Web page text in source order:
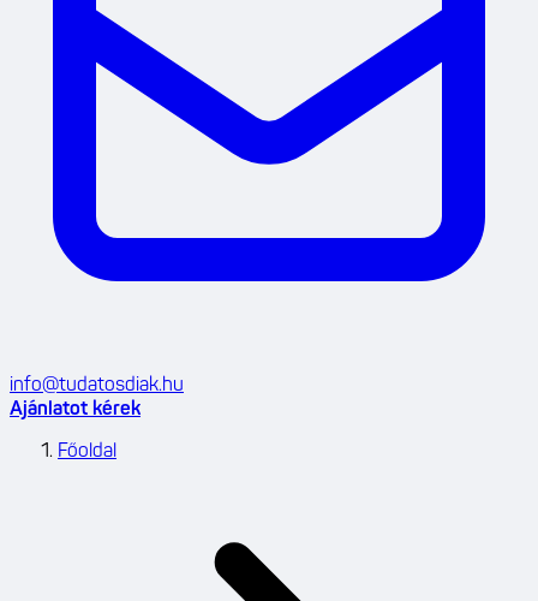
info@tudatosdiak.hu
Ajánlatot kérek
Főoldal